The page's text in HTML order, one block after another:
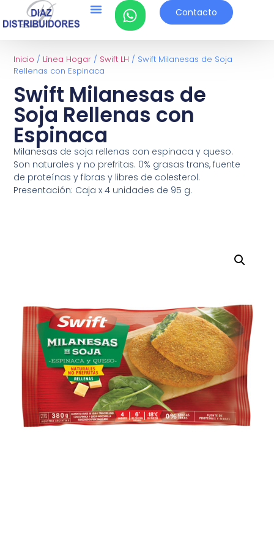
Contacto
Inicio / Línea Hogar / Swift LH / Swift Milanesas de Soja
Rellenas con Espinaca
Swift Milanesas de
Soja Rellenas con
Espinaca
Milanesas de soja rellenas con espinaca y queso.
Son naturales y no prefritas. 0% grasas trans, fuente
de proteínas y fibras y libres de colesterol.
Presentación: Caja x 4 unidades de 95 g.